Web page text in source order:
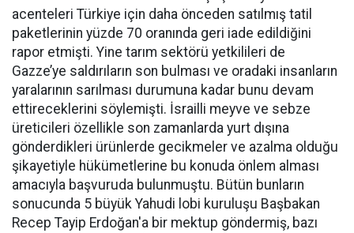
acenteleri Türkiye için daha önceden satılmış tatil
paketlerinin yüzde 70 oranında geri iade edildiğini
rapor etmişti. Yine tarım sektörü yetkilileri de
Gazze’ye saldırıların son bulması ve oradaki insanların
yaralarının sarılması durumuna kadar bunu devam
ettireceklerini söylemişti. İsrailli meyve ve sebze
üreticileri özellikle son zamanlarda yurt dışına
gönderdikleri ürünlerde gecikmeler ve azalma olduğu
şikayetiyle hükümetlerine bu konuda önlem alması
amacıyla başvuruda bulunmuştu. Bütün bunların
sonucunda 5 büyük Yahudi lobi kuruluşu Başbakan
Recep Tayip Erdoğan'a bir mektup göndermiş, bazı